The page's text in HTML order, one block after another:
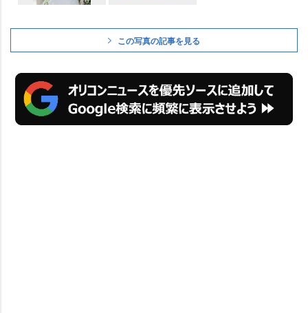
この写真の記事を見る